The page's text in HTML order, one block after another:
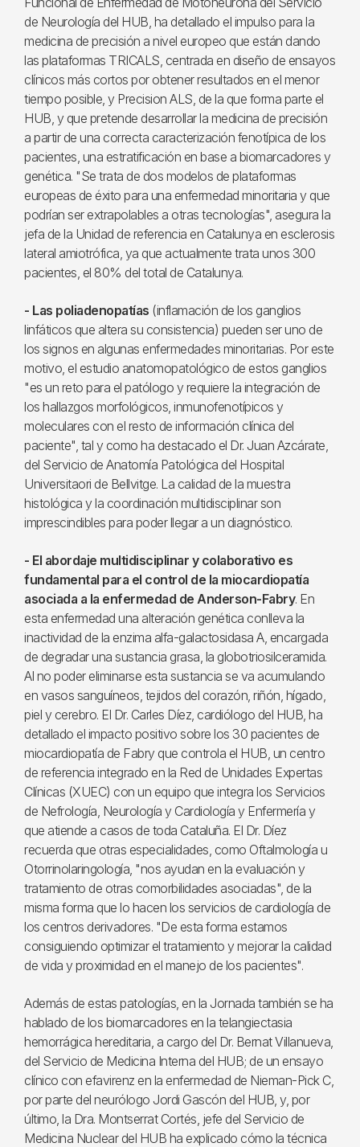
de Neurología del HUB, ha detallado el impulso para la
medicina de precisión a nivel europeo que están dando
las plataformas TRICALS, centrada en diseño de ensayos
clínicos más cortos por obtener resultados en el menor
tiempo posible, y Precision ALS, de la que forma parte el
HUB, y que pretende desarrollar la medicina de precisión
a partir de una correcta caracterización fenotípica de los
pacientes, una estratificación en base a biomarcadores y
genética. "Se trata de dos modelos de plataformas
europeas de éxito para una enfermedad minoritaria y que
podrían ser extrapolables a otras tecnologías", asegura la
jefa de la Unidad de referencia en Catalunya en esclerosis
lateral amiotrófica, ya que actualmente trata unos 300
pacientes, el 80% del total de Catalunya.
- Las poliadenopatías (inflamación de los ganglios
linfáticos que altera su consistencia) pueden ser uno de
los signos en algunas enfermedades minoritarias. Por este
motivo, el estudio anatomopatológico de estos ganglios
"es un reto para el patólogo y requiere la integración de
los hallazgos morfológicos, inmunofenotípicos y
moleculares con el resto de información clínica del
paciente", tal y como ha destacado el Dr. Juan Azcárate,
del Servicio de Anatomía Patológica del Hospital
Universitaori de Bellvitge. La calidad de la muestra
histológica y la coordinación multidisciplinar son
imprescindibles para poder llegar a un diagnóstico.
- El abordaje multidisciplinar y colaborativo es
fundamental para el control de la miocardiopatía
asociada a la enfermedad de Anderson-Fabry. En
esta enfermedad una alteración genética conlleva la
inactividad de la enzima alfa-galactosidasa A, encargada
de degradar una sustancia grasa, la globotriosilceramida.
Al no poder eliminarse esta sustancia se va acumulando
en vasos sanguíneos, tejidos del corazón, riñón, hígado,
piel y cerebro. El Dr. Carles Díez, cardiólogo del HUB, ha
detallado el impacto positivo sobre los 30 pacientes de
miocardiopatía de Fabry que controla el HUB, un centro
de referencia integrado en la Red de Unidades Expertas
Clínicas (XUEC) con un equipo que integra los Servicios
de Nefrología, Neurología y Cardiología y Enfermería y
que atiende a casos de toda Cataluña. El Dr. Díez
recuerda que otras especialidades, como Oftalmología u
Otorrinolaringología, "nos ayudan en la evaluación y
tratamiento de otras comorbilidades asociadas", de la
misma forma que lo hacen los servicios de cardiología de
los centros derivadores. "De esta forma estamos
consiguiendo optimizar el tratamiento y mejorar la calidad
de vida y proximidad en el manejo de los pacientes".
Además de estas patologías, en la Jornada también se ha
hablado de los biomarcadores en la telangiectasia
hemorrágica hereditaria, a cargo del Dr. Bernat Villanueva,
del Servicio de Medicina Interna del HUB; de un ensayo
clínico con efavirenz en la enfermedad de Nieman-Pick C,
por parte del neurólogo Jordi Gascón del HUB, y, por
último, la Dra. Montserrat Cortés, jefe del Servicio de
Medicina Nuclear del HUB ha explicado cómo la técnica